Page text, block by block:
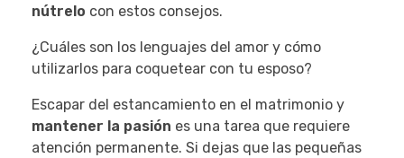
nútrelo con estos consejos.
¿Cuáles son los lenguajes del amor y cómo
utilizarlos para coquetear con tu esposo?
Escapar del estancamiento en el matrimonio y
mantener la pasión es una tarea que requiere
atención permanente. Si dejas que las pequeñas